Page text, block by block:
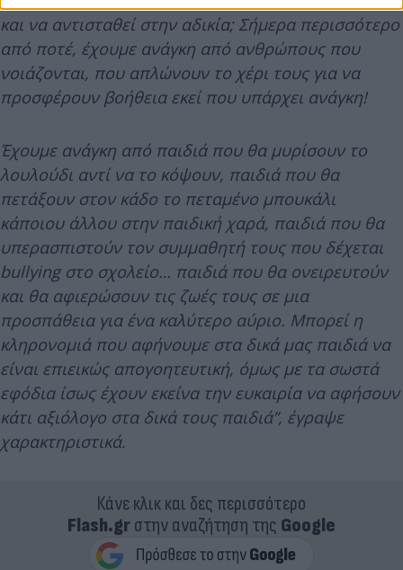
και να αντισταθεί στην αδικία; Σήμερα περισσότερο
από ποτέ, έχουμε ανάγκη από ανθρώπους που
νοιάζονται, που απλώνουν το χέρι τους για να
προσφέρουν βοήθεια εκεί που υπάρχει ανάγκη!
Έχουμε ανάγκη από παιδιά που θα μυρίσουν το
λουλούδι αντί να το κόψουν, παιδιά που θα
πετάξουν στον κάδο το πεταμένο μπουκάλι
κάποιου άλλου στην παιδική χαρά, παιδιά που θα
υπερασπιστούν τον συμμαθητή τους που δέχεται
bullying στο σχολείο… παιδιά που θα ονειρευτούν
και θα αφιερώσουν τις ζωές τους σε μια
προσπάθεια για ένα καλύτερο αύριο. Μπορεί η
κληρονομιά που αφήνουμε στα δικά μας παιδιά να
είναι επιεικώς απογοητευτική, όμως με τα σωστά
εφόδια ίσως έχουν εκείνα την ευκαιρία να αφήσουν
κάτι αξιόλογο στα δικά τους παιδιά”, έγραψε
χαρακτηριστικά.
Κάνε κλικ και δες περισσότερο
Flash.grστην αναζήτηση της Google